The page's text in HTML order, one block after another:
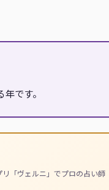
です。
「ヴェルニ」でプロの占い師